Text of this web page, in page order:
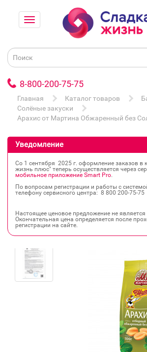
8-800-200-75-75
Главная
Каталог товаров
Солёные закуски
Арахис от Мартина Обжаренный без
Уведомление
Со 1 сентября 2025 г. оформление заказов в
жизнь плюс" теперь осуществляется через
мобильное приложение Smart Pro.
По вопросам регистрации и работы с
телефону сервисного центра: 8 800 200‐75‐75
Настоящее ценовое предложение не
Окончательная цена определяется после
регистрации на сайте.